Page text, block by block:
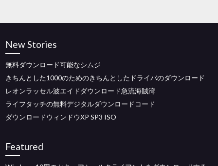
New Stories
無料ダウンロード可能なシムジ
きちんとした1000のためのきちんとしたドライバのダウンロード
レオンラッセル波エイドダウンロード急流海賊湾
ライフタッチの無料デジタルダウンロードコード
ダウンロードウィンドウXP SP3 ISO
Featured